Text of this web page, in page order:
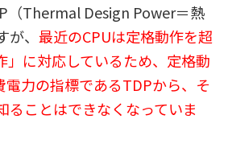
（Thermal Design Power＝熱
、 最近のCPUは定格動作を超
」に対応しているため、定格動
力の指標であるTDPから、そ
ることはできなくなっていま